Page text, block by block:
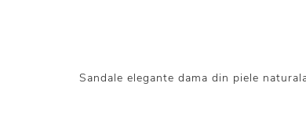
Sandale elegante dama din piele